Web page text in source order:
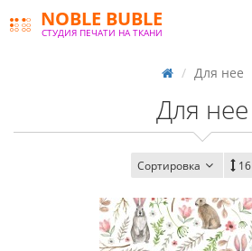
NOBLE BUBLE
СТУДИЯ ПЕЧАТИ НА ТКАНИ
Для нее
Для нее
Сортировка 16